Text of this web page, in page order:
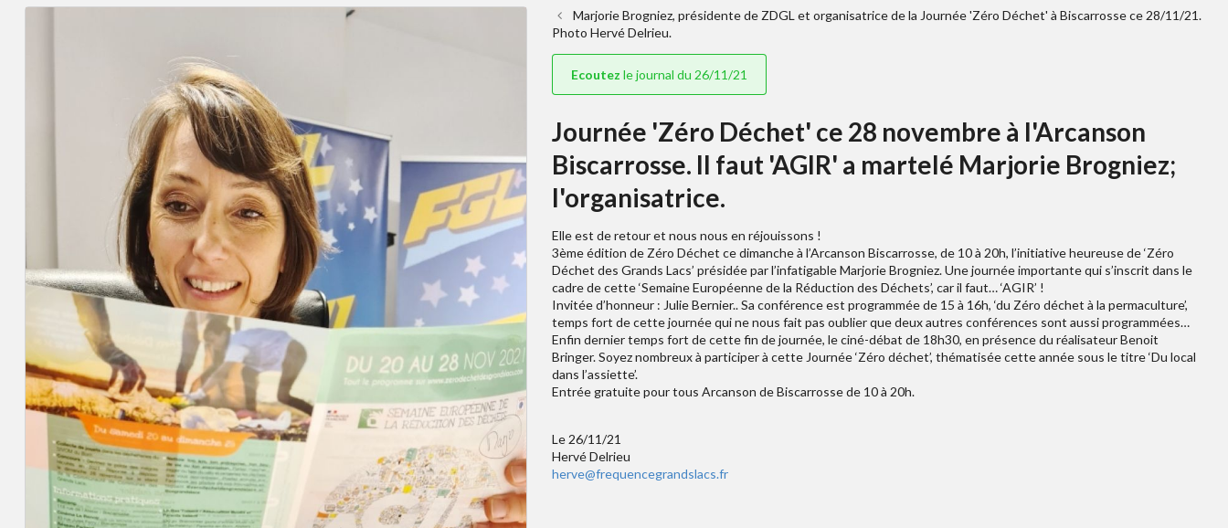
Marjorie Brogniez, présidente de ZDGL et organisatrice de la Journée 'Zéro Déchet' à Biscarrosse ce 28/11/21.
Photo Hervé Delrieu.
Ecoutez le journal du 26/11/21
Journée 'Zéro Déchet' ce 28 novembre à l'Arcanson
Biscarrosse. Il faut 'AGIR' a martelé Marjorie Brogniez;
l'organisatrice.
Elle est de retour et nous nous en réjouissons !
3ème édition de Zéro Déchet ce dimanche à l’Arcanson Biscarrosse, de 10 à 20h, l’initiative heureuse de ‘Zéro
Déchet des Grands Lacs’ présidée par l’infatigable Marjorie Brogniez. Une journée importante qui s’inscrit dans le
cadre de cette ‘Semaine Européenne de la Réduction des Déchets’, car il faut… ‘AGIR’ !
Invitée d’honneur : Julie Bernier.. Sa conférence est programmée de 15 à 16h, ‘du Zéro déchet à la permaculture’,
temps fort de cette journée qui ne nous fait pas oublier que deux autres conférences sont aussi programmées…
Enfin dernier temps fort de cette fin de journée, le ciné-débat de 18h30, en présence du réalisateur Benoit
Bringer. Soyez nombreux à participer à cette Journée ‘Zéro déchet’, thématisée cette année sous le titre ‘Du local
dans l’assiette’.
Entrée gratuite pour tous Arcanson de Biscarrosse de 10 à 20h.
Le 26/11/21
Hervé Delrieu
herve@frequencegrandslacs.fr